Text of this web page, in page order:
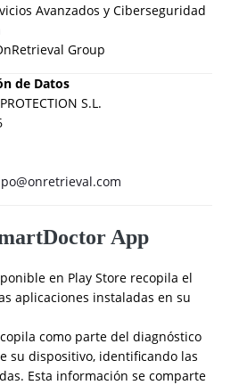
Avanzados y Ciberseguridad
Group
de Datos
S.L.
App
en Play Store recopila el
aplicaciones instaladas en su
como parte del diagnóstico
su dispositivo, identificando las
Esta información se comparte